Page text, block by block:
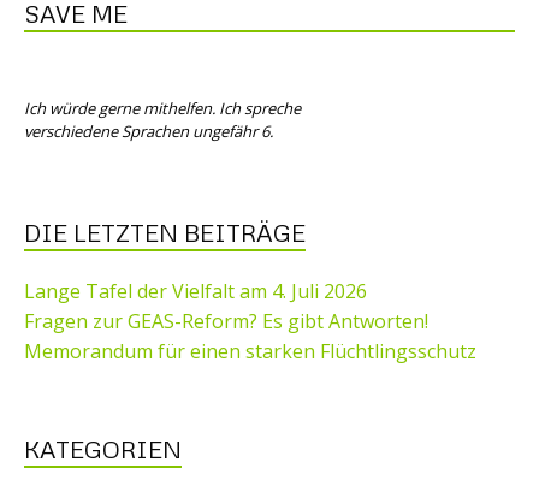
SAVE ME
Ich würde gerne mithelfen. Ich spreche
verschiedene Sprachen ungefähr 6.
DIE LETZTEN BEITRÄGE
Lange Tafel der Vielfalt am 4. Juli 2026
Fragen zur GEAS-Reform? Es gibt Antworten!
Memorandum für einen starken Flüchtlingsschutz
KATEGORIEN